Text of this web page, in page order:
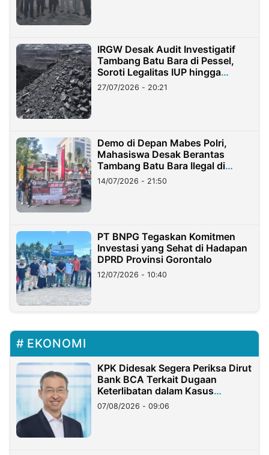
IRGW Desak Audit Investigatif
Tambang Batu Bara di Pessel,
Soroti Legalitas IUP hingga
Stockpile
27/07/2026 - 20:21
Demo di Depan Mabes Polri,
Mahasiswa Desak Berantas
Tambang Batu Bara Ilegal di
Lampung
14/07/2026 - 21:50
PT BNPG Tegaskan Komitmen
Investasi yang Sehat di Hadapan
DPRD Provinsi Gorontalo
12/07/2026 - 10:40
EKONOMI
KPK Didesak Segera Periksa Dirut
Bank BCA Terkait Dugaan
Keterlibatan dalam Kasus
Hilangnya Dana Nasabah Rp2,58
Miliar
07/08/2026 - 09:06